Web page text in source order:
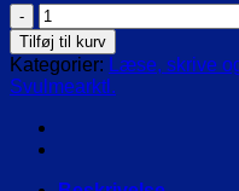
Svulmepapir
A4
HMI.
12218/50
antal
Tilføj til kurv
Kategorier: Læse, skrive
Svulmearktl.